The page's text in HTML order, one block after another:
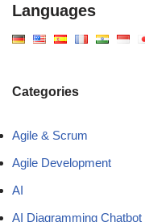
Languages
Categories
Agile & Scrum
Agile Development
AI
AI Diagramming Chatbot